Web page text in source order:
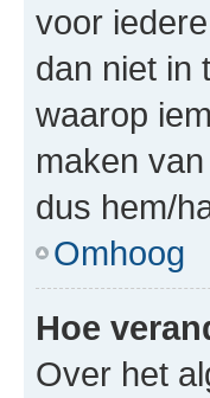
voor
dan niet in
waarop
maken
dus hem/
Omhoog
Hoe
Over het